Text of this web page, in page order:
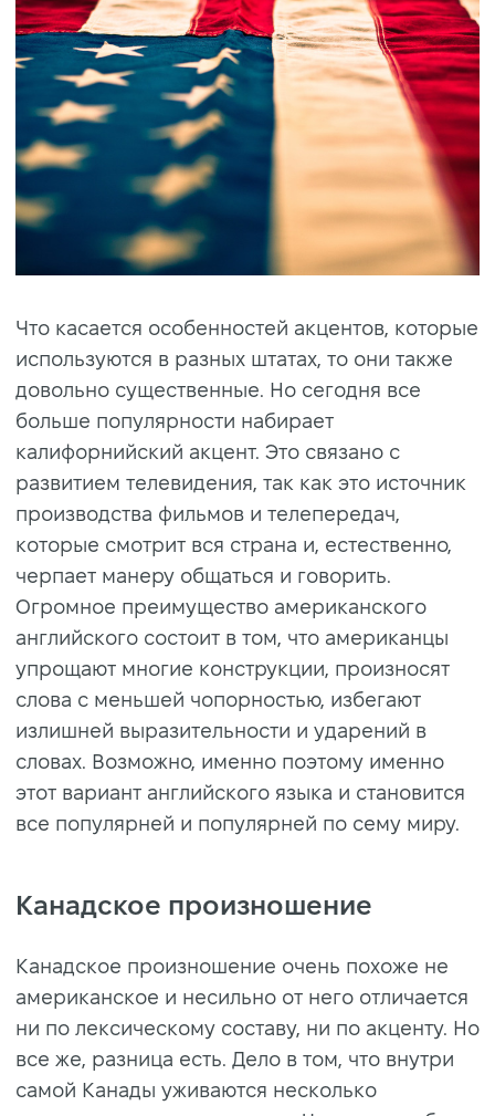
Что касается особенностей акцентов, которые
используются в разных штатах, то они также
довольно существенные. Но сегодня все
больше популярности набирает
калифорнийский акцент. Это связано с
развитием телевидения, так как это источник
производства фильмов и телепередач,
которые смотрит вся страна и, естественно,
черпает манеру общаться и говорить.
Огромное преимущество американского
английского состоит в том, что американцы
упрощают многие конструкции, произносят
слова с меньшей чопорностью, избегают
излишней выразительности и ударений в
словах. Возможно, именно поэтому именно
этот вариант английского языка и становится
все популярней и популярней по сему миру.
Канадское произношение
Канадское произношение очень похоже не
американское и несильно от него отличается
ни по лексическому составу, ни по акценту. Но
все же, разница есть. Дело в том, что внутри
самой Канады уживаются несколько